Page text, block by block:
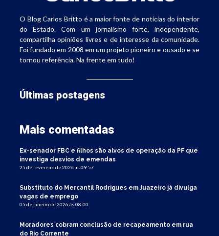
O Blog Carlos Britto é a maior fonte de notícias do interior
do Estado. Com um jornalismo forte, independente,
compartilha opiniões livres e de interesse da comunidade.
Foi fundado em 2008 em um projeto pioneiro e ousado e se
tornou referência. Na frente em tudo!
Últimas postagens
Mais comentadas
Ex-senador FBC e filhos são alvos de operação da PF que
investiga desvios de emendas
25 de fevereiro de 2026 às 09:57
Substituto do Mercantil Rodrigues em Juazeiro já divulga
vagas de emprego
05 de janeiro de 2026 às 08:00
Moradores cobram conclusão de recapeamento em rua
do Rio Corrente